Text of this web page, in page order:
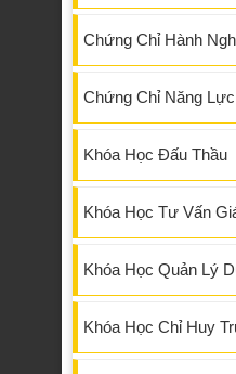
Chứng Chỉ Hành
Chứng Chỉ Năng
Khóa Học Đấu Thầu
Khóa Học Tư Vấn
Khóa Học Quản Lý
Khóa Học Chỉ Huy